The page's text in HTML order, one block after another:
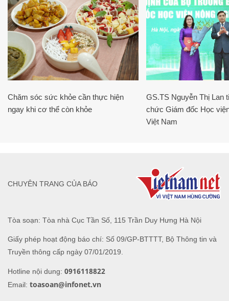
Chăm sóc sức khỏe cần thực hiện
ngay khi cơ thể còn khỏe
GS.TS Nguyễn Thị Lan
chức Giám đốc Học
Việt Nam
Tòa soạn: Tòa nhà Cục Tần Số, 115 Trần Duy Hưng Hà Nội
Giấy phép hoạt động báo chí: Số 09/GP-BTTTT, Bộ Thông tin và
Truyền thông cấp ngày 07/01/2019.
Hotline nội dung: 0916118822
Email: toasoan@infonet.vn
CHUYÊN TRANG CỦA BÁO